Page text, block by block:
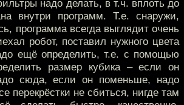
надо делать, в т.ч. вплоть до
внутри программ. Т.е. снаружи,
программа всегда выглядит очень
робот, поставил нужного цвета
ещё определить, т.е. с помощью
размер кубика – если он
сюда, если он поменьше, надо
перекрёстки не сбиться, нигде там